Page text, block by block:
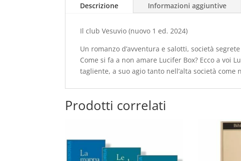
Descrizione Informazioni aggiuntive
Il club Vesuvio (nuovo 1 ed. 2024)
Un romanzo d’avventura e salotti, società
Come si fa a non amare Lucifer Box? Ecco a voi
tagliente, a suo agio tanto nell’alta società
Prodotti correlati